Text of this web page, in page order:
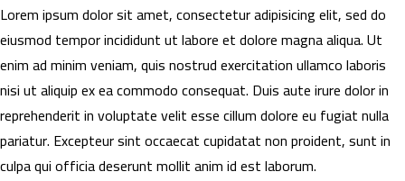
Lorem ipsum dolor sit amet, consectetur adipisicing elit, sed do
eiusmod tempor incididunt ut labore et dolore magna aliqua. Ut
enim ad minim veniam, quis nostrud exercitation ullamco laboris
nisi ut aliquip ex ea commodo consequat. Duis aute irure dolor in
reprehenderit in voluptate velit esse cillum dolore eu fugiat nulla
pariatur. Excepteur sint occaecat cupidatat non proident, sunt in
culpa qui officia deserunt mollit anim id est laborum.